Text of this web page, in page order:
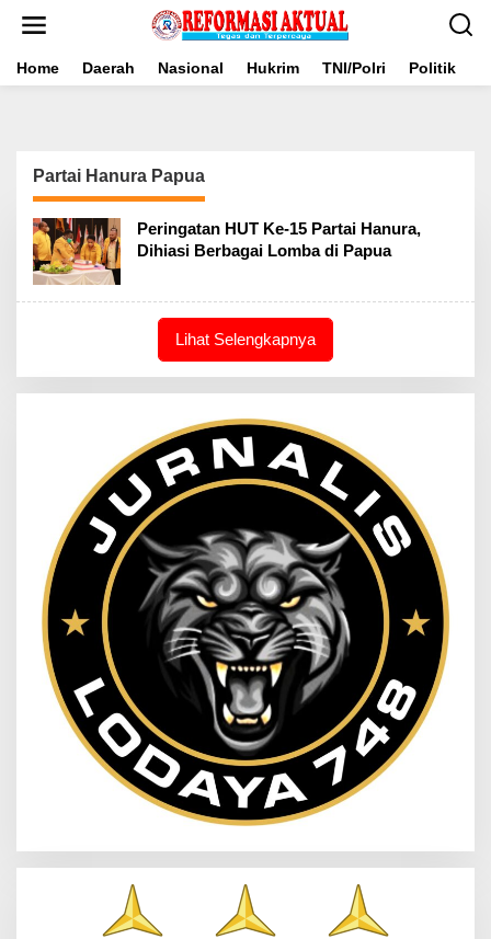
Home Daerah Nasional Hukrim TNI/Polri Politik
Partai Hanura Papua
Peringatan HUT Ke-15 Partai Hanura,
Dihiasi Berbagai Lomba di Papua
Lihat Selengkapnya